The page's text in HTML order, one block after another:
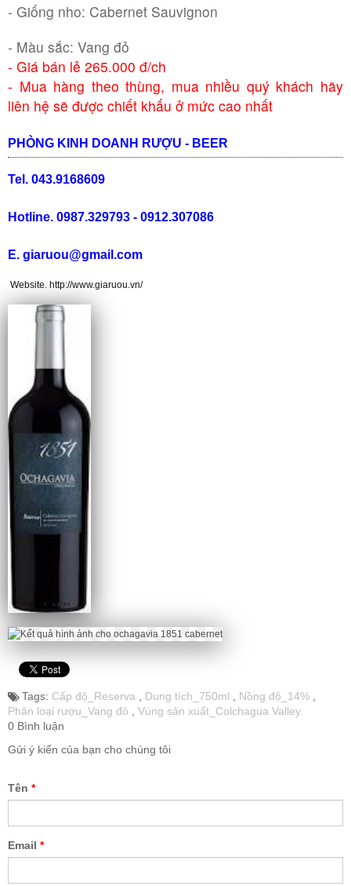
RƯỢU VANG ĐÀ LẠT
BIA NGOẠI
Vang Newzeland giá rẻ nhất
Rượu Vang Argentina
RƯỢU VANG NAM PHI
RƯỢU VANG ROMANIA GIÁ CỰC RẺ
RƯỢU VANG ĐỨC
- Giống nho: Cabernet Sauvignon
- Màu sắc: Vang đỏ
- Giá bán lẻ 265.000 đ/ch
- Mua hàng theo thùng, mua nhiều quý khách hãy
liên hệ sẽ được chiết khấu ở mức cao nhất
PHÒNG KINH DOANH RƯỢU - BEER
Tel. 043.9168609
Hotline. 0987.329793 - 0912.307086
E. giaruou@gmail.com
Website. http://www.giaruou.vn/
Tags: Cấp độ_Reserva Dung tích_750ml Nồng độ_14%
Phân loại rượu_Vang đỏ
Vùng sản xuất_Colchagua Valley
0 Bình luận
Gửi ý kiến của bạn cho chúng tôi
Tên *
Email *